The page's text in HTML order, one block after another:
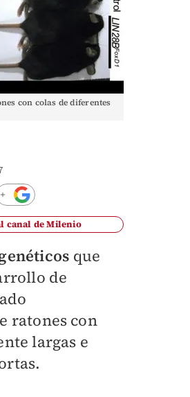
con colas de diferentes
canal de Milenio
que
de
ratones con
largas e
.